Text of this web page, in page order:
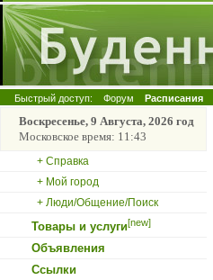
Быстрый доступ: Форум Расписания
Воскресенье, 9 Августа, 2026 год
Московское время: 11:43
+ Справка
+ Мой город
+ Люди/Общение/Поиск
Товары и услуги[new]
Объявления
Ссылки